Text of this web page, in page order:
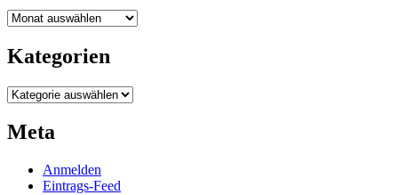
Archiv
Kategorien
Kategorien
Meta
Anmelden
Eintrags-Feed